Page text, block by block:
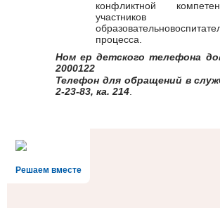
конфликтной
участников
процесса.
Ном ер детского телефона
2000122
Телефон для обращений в
2-23-83, ка. 214.
Решаем вместе